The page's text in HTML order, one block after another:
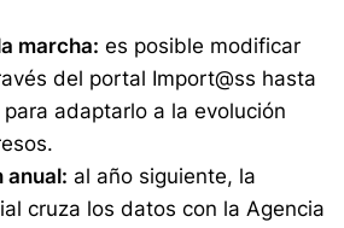
marcha: es posible modificar
del portal Import@ss hasta
adaptarlo a la evolución
anual: al año siguiente, la
cruza los datos con la Agencia